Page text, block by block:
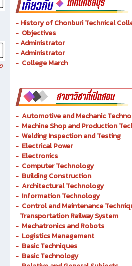
- History of Chonburi Technical
- Administrator
- College March
- Automotive and Mechanic
- Machine Shop and Production
- Welding Inspection and Testing
- Electrical Power
- Electronics
- Computer Technology
-Building Construction
- Architectural Technology
- Information Technology
- Control and Maintenance
Transportation Railway System